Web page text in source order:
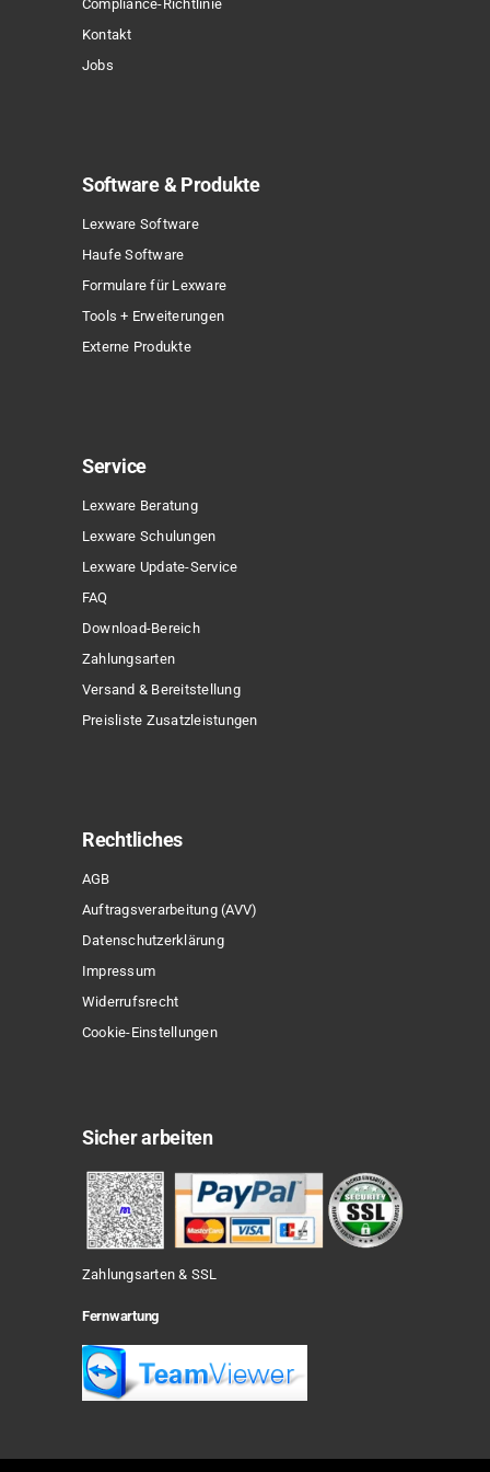
Compliance-Richtlinie
Kontakt
Jobs
Software & Produkte
Lexware Software
Haufe Software
Formulare für Lexware
Tools + Erweiterungen
Externe Produkte
Service
Lexware Beratung
Lexware Schulungen
Lexware Update-Service
FAQ
Download-Bereich
Zahlungsarten
Versand & Bereitstellung
Preisliste Zusatzleistungen
Rechtliches
AGB
Auftragsverarbeitung (AVV)
Datenschutzerklärung
Impressum
Widerrufsrecht
Cookie-Einstellungen
Sicher arbeiten
Zahlungsarten & SSL
Fernwartung